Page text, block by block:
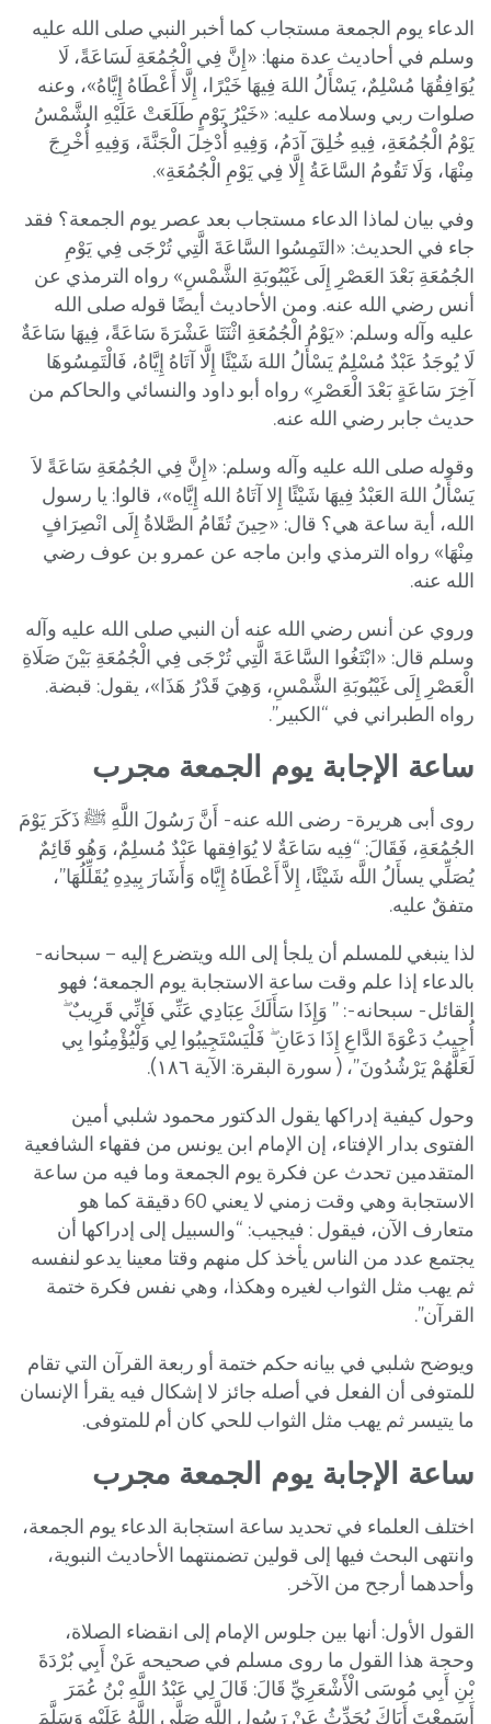
الدعاء يوم الجمعة مستجاب كما أخبر النبي صلى الله عليه
وسلم في أحاديث عدة منها: «إِنَّ فِي الْجُمُعَةِ لَسَاعَةً، لَا
يُوَافِقُهَا مُسْلِمٌ، يَسْأَلُ اللهَ فِيهَا خَيْرًا، إِلَّا أَعْطَاهُ إِيَّاهُ»، وعنه
صلوات ربي وسلامه عليه: «خَيْرُ يَوْمٍ طَلَعَتْ عَلَيْهِ الشَّمْسُ
يَوْمُ الْجُمُعَةِ، فِيهِ خُلِقَ آدَمُ، وَفِيهِ أُدْخِلَ الْجَنَّةَ، وَفِيهِ أُخْرِجَ
مِنْهَا، وَلَا تَقُومُ السَّاعَةُ إِلَّا فِي يَوْمِ الْجُمُعَةِ».
وفي بيان لماذا الدعاء مستجاب بعد عصر يوم الجمعة؟ فقد
جاء في الحديث: «التَمِسُوا السَّاعَةَ الَّتِي تُرْجَى فِي يَوْمِ
الجُمُعَةِ بَعْدَ العَصْرِ إِلَى غَيْبُوبَةِ الشَّمْسِ» رواه الترمذي عن
أنس رضي الله عنه. ومن الأحاديث أيضًا قوله صلى الله
عليه وآله وسلم: «يَوْمُ الْجُمُعَةِ اثْنَتَا عَشْرَةَ سَاعَةً، فِيهَا سَاعَةٌ
لَا يُوجَدُ عَبْدٌ مُسْلِمٌ يَسْأَلُ اللهَ شَيْئًا إِلَّا آتَاهُ إِيَّاهُ، فَالْتَمِسُوهَا
آخِرَ سَاعَةٍ بَعْدَ الْعَصْرِ» رواه أبو داود والنسائي والحاكم من
حديث جابر رضي الله عنه.
وقوله صلى الله عليه وآله وسلم: «إِنَّ فِي الجُمُعَةِ سَاعَةً لاَ
يَسْأَلُ اللهَ العَبْدُ فِيهَا شَيْئًا إِلا آتَاهُ الله إِيَّاه»، قالوا: يا رسول
الله، أية ساعة هي؟ قال: «حِينَ تُقَامُ الصَّلاةُ إِلَى انْصِرَافٍ
مِنْهَا» رواه الترمذي وابن ماجه عن عمرو بن عوف رضي
الله عنه.
وروي عن أنس رضي الله عنه أن النبي صلى الله عليه وآله
وسلم قال: «ابْتَغُوا السَّاعَةَ الَّتِي تُرْجَى فِي الْجُمُعَةِ بَيْنَ صَلَاةِ
الْعَصْرِ إِلَى غَيْبُوبَةِ الشَّمْسِ، وَهِيَ قَدْرُ هَذَا»، يقول: قبضة.
رواه الطبراني في “الكبير”.
ساعة الإجابة يوم الجمعة مجرب
روى أبى هريرة- رضى الله عنه- أَنَّ رَسُولَ اللَّهِ ﷺ ذَكَرَ يَوْمَ
الجُمُعَةِ، فَقَالَ: “فِيه سَاعَةٌ لا يُوَافِقها عَبْدٌ مُسلِمٌ، وَهُو قَائِمٌ
يُصَلِّي يسأَلُ اللَّه شَيْئًا، إِلاَّ أَعْطَاهُ إِيَّاه وَأَشَارَ بِيدِهِ يُقَلِّلُهَا”،
متفقٌ عليه.
لذا ينبغي للمسلم أن يلجأ إلى الله ويتضرع إليه – سبحانه-
بالدعاء إذا علم وقت ساعة الاستجابة يوم الجمعة؛ فهو
القائل- سبحانه-: ” وَإِذَا سَأَلَكَ عِبَادِي عَنِّي فَإِنِّي قَرِيبٌ ۖ
أُجِيبُ دَعْوَةَ الدَّاعِ إِذَا دَعَانِ ۖ فَلْيَسْتَجِيبُوا لِي وَلْيُؤْمِنُوا بِي
لَعَلَّهُمْ يَرْشُدُونَ”، ( سورة البقرة: الآية ١٨٦).
وحول كيفية إدراكها يقول الدكتور محمود شلبي أمين
الفتوى بدار الإفتاء، إن الإمام ابن يونس من فقهاء الشافعية
المتقدمين تحدث عن فكرة يوم الجمعة وما فيه من ساعة
الاستجابة وهي وقت زمني لا يعني 60 دقيقة كما هو
متعارف الآن، فيقول : فيجيب: “والسبيل إلى إدراكها أن
يجتمع عدد من الناس يأخذ كل منهم وقتا معينا يدعو لنفسه
ثم يهب مثل الثواب لغيره وهكذا، وهي نفس فكرة ختمة
القرآن”.
ويوضح شلبي في بيانه حكم ختمة أو ربعة القرآن التي تقام
للمتوفى أن الفعل في أصله جائز لا إشكال فيه يقرأ الإنسان
ما يتيسر ثم يهب مثل الثواب للحي كان أم للمتوفى.
ساعة الإجابة يوم الجمعة مجرب
اختلف العلماء في تحديد ساعة استجابة الدعاء يوم الجمعة،
وانتهى البحث فيها إلى قولين تضمنتهما الأحاديث النبوية،
وأحدهما أرجح من الآخر.
القول الأول: أنها بين جلوس الإمام إلى انقضاء الصلاة،
وحجة هذا القول ما روى مسلم في صحيحه عَنْ أَبِي بُرْدَةَ
بْنِ أَبِي مُوسَى الْأَشْعَرِيِّ قَالَ: قَالَ لِي عَبْدُ اللَّهِ بْنُ عُمَرَ
أَسَمِعْتَ أَبَاكَ يُحَدِّثُ عَنْ رَسُولِ اللَّهِ صَلَّى اللَّهُ عَلَيْهِ وَسَلَّمَ